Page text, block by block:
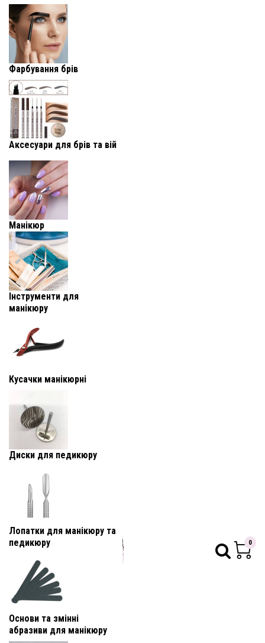
Фарбування брів
Аксесуари для брів та вій
Манікюр
Інструменти для
манікюру
Кусачки манікюрні
Диски для педикюру
Лопатки для манікюру та
педикюру
Основи та змінні
абразиви для манікюру
0